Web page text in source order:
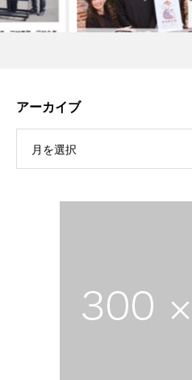
アーカイブ
月を選択